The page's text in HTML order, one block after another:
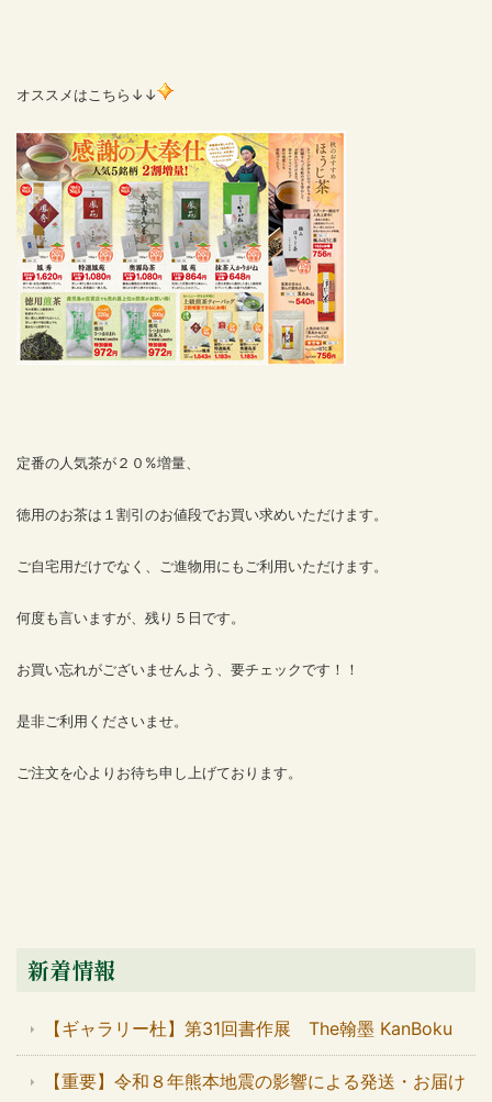
オススメはこちら↓↓
定番の人気茶が２０%増量、
徳用のお茶は１割引のお値段でお買い求めいただけます。
ご自宅用だけでなく、ご進物用にもご利用いただけます。
何度も言いますが、残り５日です。
お買い忘れがございませんよう、要チェックです！！
是非ご利用くださいませ。
ご注文を心よりお待ち申し上げております。
新着情報
【ギャラリー杜】第31回書作展 The翰墨 KanBoku
【重要】令和８年熊本地震の影響による発送・お届け